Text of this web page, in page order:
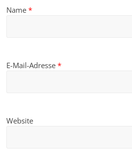
Name*
E-Mail-Adresse*
Website